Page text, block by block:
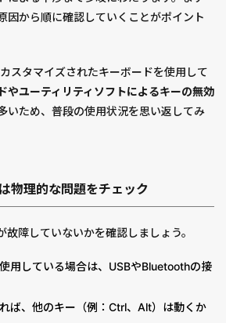
因から順に確認していくことがポイント
スタマイズされたキーボードを使用して
やユーティリティソフトによるキーの無効
いため、普段の使用状況を思い返してみ
理的な問題をチェック
故障していないかを確認しましょう。
用している場合は、USBやBluetoothの接
ば、他のキー（例：Ctrl、Alt）は動くか